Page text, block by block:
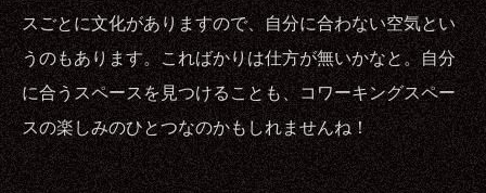
スごとに文化がありますので、自分に合わない空気とい
うのもあります。こればかりは仕方が無いかなと。自分
に合うスペースを見つけることも、コワーキングスペー
スの楽しみのひとつなのかもしれませんね！